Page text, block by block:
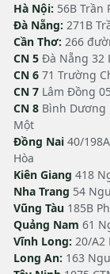
Hà Nội: 56B Trần
Đà Nẵng: 271B
Cần Thơ: 266
CN 5 Đà Nẵng 32
CN 6 71 Trường
CN 7 Lâm Đồng
CN 8 Bình Dương
Một
Đồng Nai 40/
Hòa
Kiên Giang 418
Nha Trang 54
Vũng Tàu 185B
Quảng Nam 61
Vĩnh Long: 20/A2
Long An: 163